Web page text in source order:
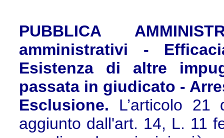
PUBBLICA
amministrativi -
Esistenza di altre
passata in giudicato -
Esclusione. L’articolo
aggiunto dall'art. 14, L. 11